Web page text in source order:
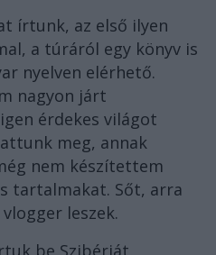
írtunk, az első ilyen
a túráról egy könyv is
nyelven elérhető.
nagyon járt
érdekes világot
meg, annak
nem készítettem
tartalmakat. Sőt, arra
leszek.
be Szibériát,